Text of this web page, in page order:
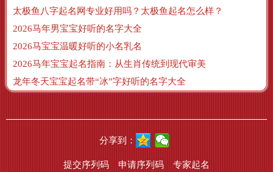
太极鱼八字起名网专业好用吗？太极鱼起名怎么样？
2026马年男宝宝好听的名字大全
2026马宝宝温暖好听的小名乳名
2026马年宝宝起名指南：从生肖传统到现代审美
龙年冬天宝宝起名带“冰”字好听的名字大全
分享到：
提交序列码 申请序列码 专家起名